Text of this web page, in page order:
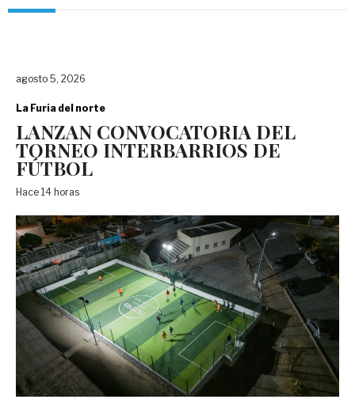
agosto 5, 2026
La Furia del norte
LANZAN CONVOCATORIA DEL
TORNEO INTERBARRIOS DE
FÚTBOL
Hace 14 horas